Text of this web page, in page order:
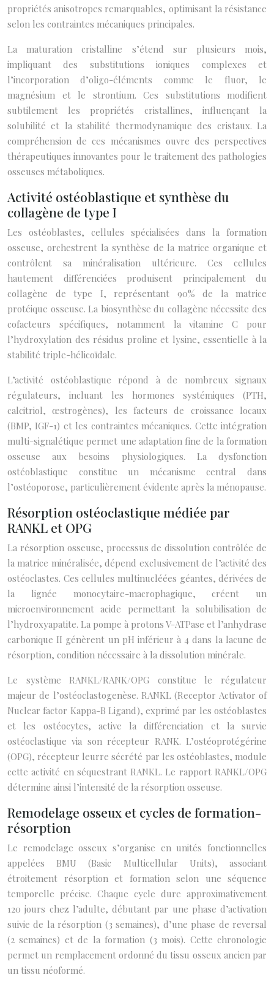
propriétés anisotropes remarquables, optimisant la résistance
selon les contraintes mécaniques principales.
La maturation cristalline s’étend sur plusieurs mois,
impliquant des substitutions ioniques complexes et
l’incorporation d’oligo-éléments comme le fluor, le
magnésium et le strontium. Ces substitutions modifient
subtilement les propriétés cristallines, influençant la
solubilité et la stabilité thermodynamique des cristaux. La
compréhension de ces mécanismes ouvre des perspectives
thérapeutiques innovantes pour le traitement des pathologies
osseuses métaboliques.
Activité ostéoblastique et synthèse du
collagène de type I
Les ostéoblastes, cellules spécialisées dans la formation
osseuse, orchestrent la synthèse de la matrice organique et
contrôlent sa minéralisation ultérieure. Ces cellules
hautement différenciées produisent principalement du
collagène de type I, représentant 90% de la matrice
protéique osseuse. La biosynthèse du collagène nécessite des
cofacteurs spécifiques, notamment la vitamine C pour
l’hydroxylation des résidus proline et lysine, essentielle à la
stabilité triple-hélicoïdale.
L’activité ostéoblastique répond à de nombreux signaux
régulateurs, incluant les hormones systémiques (PTH,
calcitriol, œstrogènes), les facteurs de croissance locaux
(BMP, IGF-1) et les contraintes mécaniques. Cette intégration
multi-signalétique permet une adaptation fine de la formation
osseuse aux besoins physiologiques. La dysfonction
ostéoblastique constitue un mécanisme central dans
l’ostéoporose, particulièrement évidente après la ménopause.
Résorption ostéoclastique médiée par
RANKL et OPG
La résorption osseuse, processus de dissolution contrôlée de
la matrice minéralisée, dépend exclusivement de l’activité des
ostéoclastes. Ces cellules multinucléées géantes, dérivées de
la lignée monocytaire-macrophagique, créent un
microenvironnement acide permettant la solubilisation de
l’hydroxyapatite. La pompe à protons V-ATPase et l’anhydrase
carbonique II génèrent un pH inférieur à 4 dans la lacune de
résorption, condition nécessaire à la dissolution minérale.
Le système RANKL/RANK/OPG constitue le régulateur
majeur de l’ostéoclastogenèse. RANKL (Receptor Activator of
Nuclear factor Kappa-B Ligand), exprimé par les ostéoblastes
et les ostéocytes, active la différenciation et la survie
ostéoclastique via son récepteur RANK. L’ostéoprotégérine
(OPG), récepteur leurre sécrété par les ostéoblastes, module
cette activité en séquestrant RANKL. Le rapport RANKL/OPG
détermine ainsi l’intensité de la résorption osseuse.
Remodelage osseux et cycles de formation-
résorption
Le remodelage osseux s’organise en unités fonctionnelles
appelées BMU (Basic Multicellular Units), associant
étroitement résorption et formation selon une séquence
temporelle précise. Chaque cycle dure approximativement
120 jours chez l’adulte, débutant par une phase d’activation
suivie de la résorption (3 semaines), d’une phase de reversal
(2 semaines) et de la formation (3 mois). Cette chronologie
permet un remplacement ordonné du tissu osseux ancien par
un tissu néoformé.